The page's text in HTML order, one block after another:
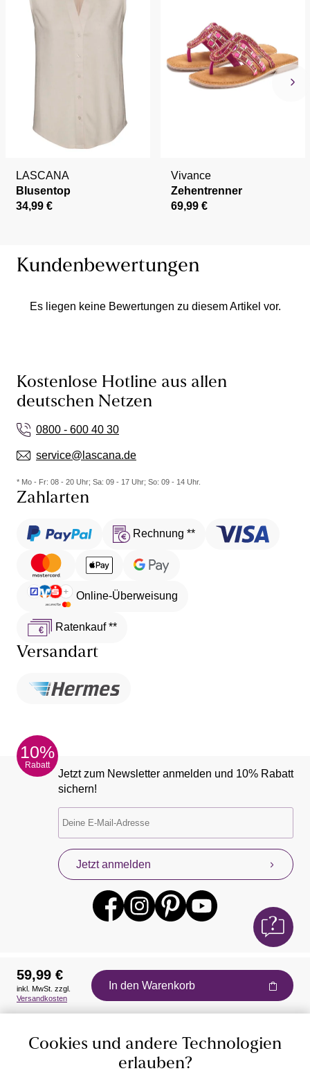
LASCANA
Blusentop
34,99 €
Vivance
Zehentrenner
69,99 €
Kundenbewertungen
Es liegen keine Bewertungen zu diesem Artikel vor.
Kostenlose Hotline aus allen
deutschen Netzen
0800 - 600 40 30
service@lascana.de
* Mo - Fr: 08 - 20 Uhr; Sa: 09 - 17 Uhr; So: 09 - 14 Uhr.
Zahlarten
Rechnung **
Online-Überweisung
Ratenkauf **
Versandart
10%
Rabatt
Jetzt zum Newsletter anmelden und 10% Rabatt
sichern!
Jetzt anmelden
Auszeichnungen
59,99 €
inkl. MwSt. zzgl.
Versandkosten
In den Warenkorb
Cookies und andere Technologien
erlauben?